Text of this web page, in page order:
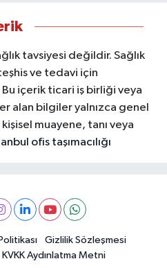
tavsiyesi değildir. Sağlık
ve tedavi için
içerik ticari iş birliği veya
alan bilgiler yalnızca genel
muayene, tanı veya
ofis taşımacılığı
Gizlilik Sözleşmesi
KVKK Aydınlatma Metni